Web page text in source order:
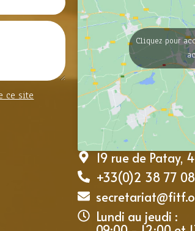
ce site
Cliquez pour
19 rue de Patay,
+33(0)2 38 77
Lundi au jeudi :